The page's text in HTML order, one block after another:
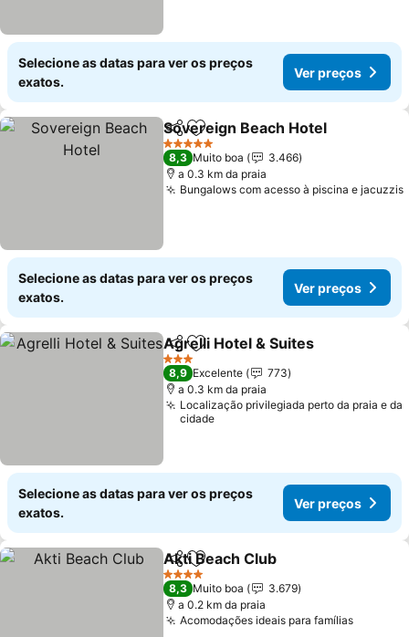
Selecione as datas para ver os preços
exatos.
Ver preços
PartilharAdicionar aos favoritos
Sovereign Beach Hotel
5 Estrelas
8,3 Muito boa
3.466
a 0.3 km da praia
Bungalows com acesso à piscina e jacuzzis
Selecione as datas para ver os preços
exatos.
Ver preços
PartilharAdicionar aos favoritos
Agrelli Hotel & Suites
3 Estrelas
8,9 Excelente
773
a 0.3 km da praia
Localização privilegiada perto da praia e da
cidade
Selecione as datas para ver os preços
exatos.
Ver preços
PartilharAdicionar aos favoritos
Akti Beach Club
4 Estrelas
8,3 Muito boa
3.679
a 0.2 km da praia
Acomodações ideais para famílias